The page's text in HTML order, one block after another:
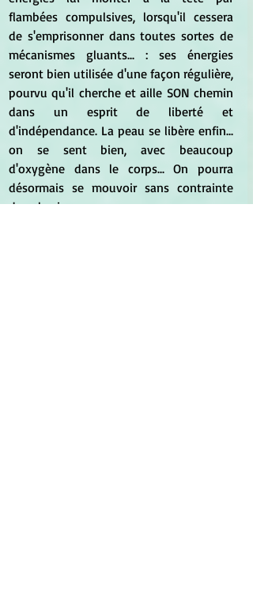
flambées compulsives, lorsqu'il cessera
de s'emprisonner dans toutes sortes de
mécanismes gluants... : ses énergies
seront bien utilisée d'une façon régulière,
pourvu qu'il cherche et aille SON chemin
dans un esprit de liberté et
d'indépendance. La peau se libère enfin...
on se sent bien, avec beaucoup
d'oxygène dans le corps... On pourra
désormais se mouvoir sans contrainte
dans la vie.